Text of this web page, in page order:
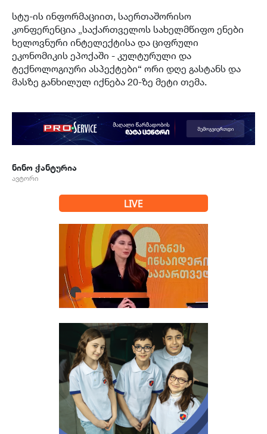
სტუ-ის ინფორმაციით, საერთაშორისო
კონფერენცია „საქართველოს სახელმწიფო ენები
ხელოვნური ინტელექტისა და ციფრული
ეკონომიკის ეპოქაში - კულტურული და
ტექნოლოგიური ასპექტები“ ორი დღე გასტანს და
მასზე განხილულ იქნება 20-ზე მეტი თემა.
ნინო ჭანტურია
ავტორი
LIVE